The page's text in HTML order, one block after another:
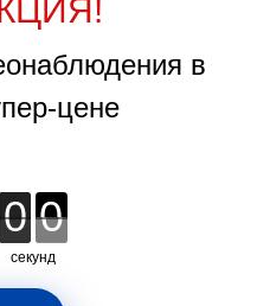
в
цене
секунд
5
5
5 9
9
9